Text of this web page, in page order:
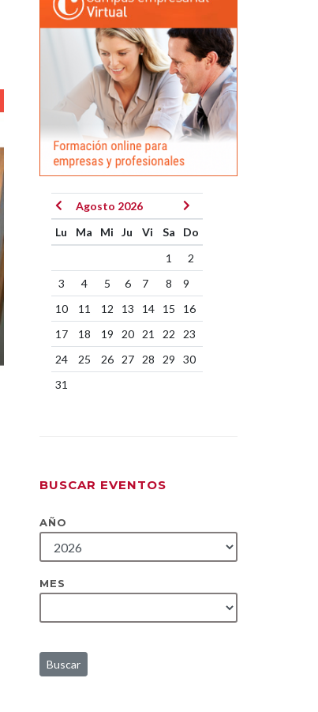
Agosto 2026
Lu
Ma Mi Ju Vi Sa
Do
1
2
3
4 5 6 7 8
9
10
11 12 13 14 15
16
17
18 19 20 21 22
23
24
25 26 27 28 29
30
31
BUSCAR EVENTOS
AÑO
MES
Buscar